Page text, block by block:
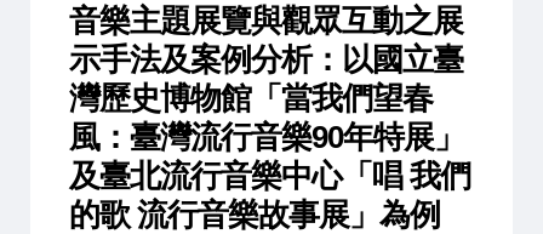
音樂主題展覽與觀眾互動之展
示手法及案例分析：以國立臺
灣歷史博物館「當我們望春
風：臺灣流行音樂90年特展」
及臺北流行音樂中心「唱 我們
的歌 流行音樂故事展」為例